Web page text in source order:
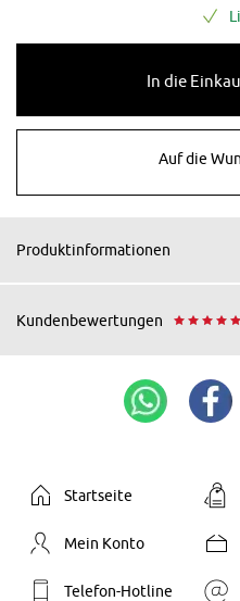
In die
Auf die
Produktinformationen
Kundenbewertungen
Startseite
Mein Konto
Telefon-Hotline